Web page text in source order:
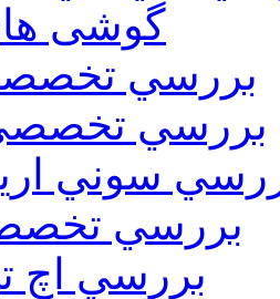
گوشی
بررسي
بررسي تخصصي
سوني
بررسي
بررسي اچ